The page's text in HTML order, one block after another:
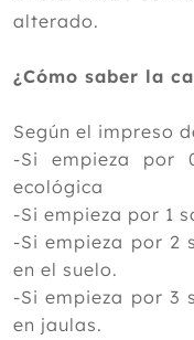
alterado.
¿Cómo saber la
Según el impreso
-Si empieza por
ecológica
-Si empieza por 1
-Si empieza por 2
en el suelo.
-Si empieza por 3
en jaulas.